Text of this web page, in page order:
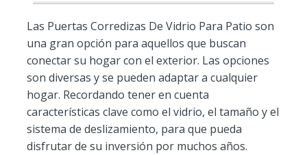
Las Puertas Corredizas De Vidrio Para Patio son
una gran opción para aquellos que buscan
conectar su hogar con el exterior. Las opciones
son diversas y se pueden adaptar a cualquier
hogar. Recordando tener en cuenta
características clave como el vidrio, el tamaño y el
sistema de deslizamiento, para que pueda
disfrutar de su inversión por muchos años.